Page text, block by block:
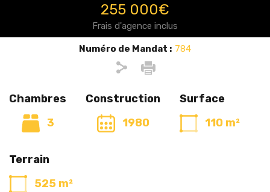
255 000€
Frais d'agence inclus
Numéro de Mandat : 784
Chambres
3
Construction
1980
Surface
110 m²
Terrain
525 m²